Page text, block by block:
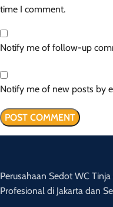
time I comment.
Notify me of follow-up
Notify me of new posts by
Perusahaan Sedot WC
Profesional di Jakarta dan